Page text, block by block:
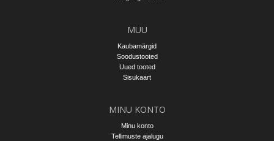
MUU
Kaubamärgid
Soodustooted
Uued tooted
Sisukaart
MINU KONTO
Minu konto
Tellimuste ajalugu